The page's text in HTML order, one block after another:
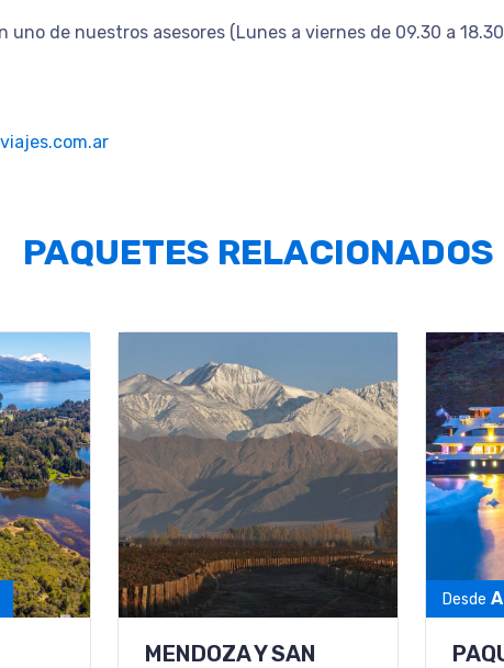
de nuestros asesores (Lunes a viernes de 09.30 a
PAQUETES RELACIONADOS
Y
SKI EN USHUAIA
Desde